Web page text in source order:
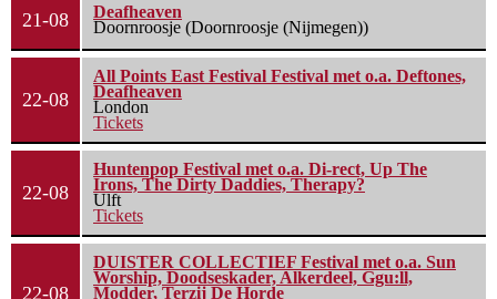
21-08
Deafheaven
Doornroosje (Doornroosje (Nijmegen))
22-08
All Points East Festival Festival met o.a. Deftones,
Deafheaven
London
Tickets
22-08
Huntenpop Festival met o.a. Di-rect, Up The
Irons, The Dirty Daddies, Therapy?
Ulft
Tickets
22-08
DUISTER COLLECTIEF Festival met o.a. Sun
Worship, Doodseskader, Alkerdeel, Ggu:ll,
Modder, Terzij De Horde